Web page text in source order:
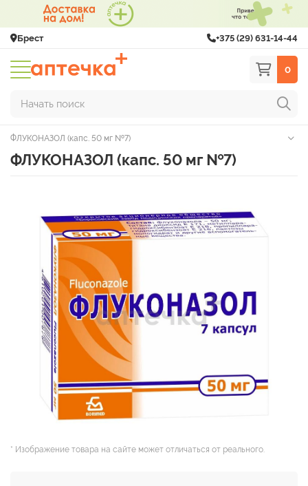
Брест +375 (29) 631-14-44
0
Начать поиск
ФЛУКОНАЗОЛ (капс. 50 мг №7)
ФЛУКОНАЗОЛ (капс. 50 мг №7)
* Изображение товара на сайте может отличаться от реального.